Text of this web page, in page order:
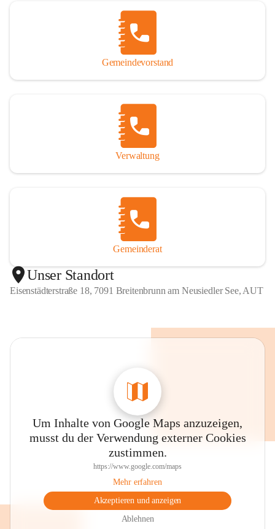
Gemeindevorstand
Verwaltung
Gemeinderat
Unser Standort
Eisenstädterstraße 18, 7091 Breitenbrunn am Neusiedler See, AUT
Um Inhalte von Google Maps anzuzeigen,
musst du der Verwendung externer Cookies
zustimmen.
https://www.google.com/maps
Mehr erfahren
Akzeptieren und anzeigen
Ablehnen